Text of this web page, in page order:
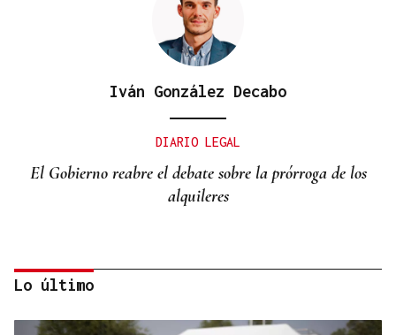
Iván González Decabo
DIARIO LEGAL
El Gobierno reabre el debate sobre la prórroga de los
alquileres
Lo último